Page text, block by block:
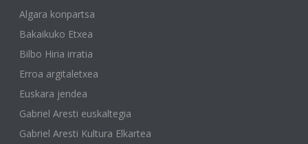
Algara konpartsa
Bakaikuko Etxea
Bilbo Hiria irratia
Erroa argitaletxea
Euskara jendea
Gabriel Aresti euskaltegia
Gabriel Aresti Kultura Elkartea